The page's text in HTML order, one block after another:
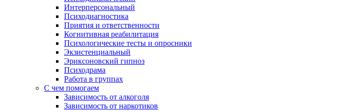
Интерперсональный
Психодиагностика
Приятия и ответственности
Когнитивная реабилитация
Психологические тесты и опросники
Экзистенциальный
Эриксоновский гипноз
Психодрама
Работа в группах
С чем помогаем
Зависимость от алкоголя
Зависимость от наркотиков